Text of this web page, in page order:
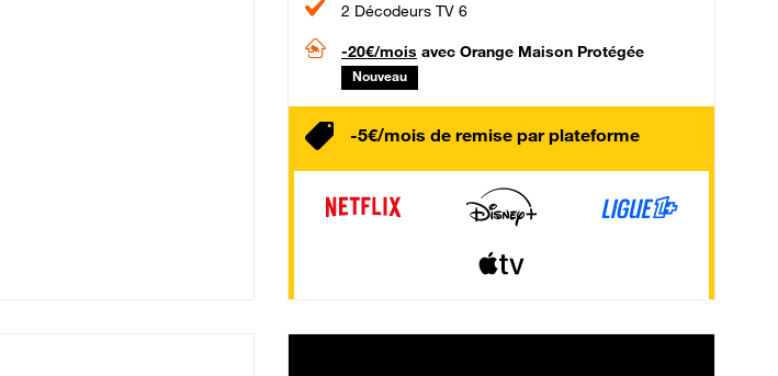
2 Décodeurs TV 6
-20€/mois avec Orange Maison Protégée
Nouveau
-5€/mois de remise par plateforme